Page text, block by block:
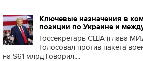
Ключевые назначения в
позиции по Украине и
Госсекретарь США (глава
Голосовал против пакета
на $61 млрд Говорил,...